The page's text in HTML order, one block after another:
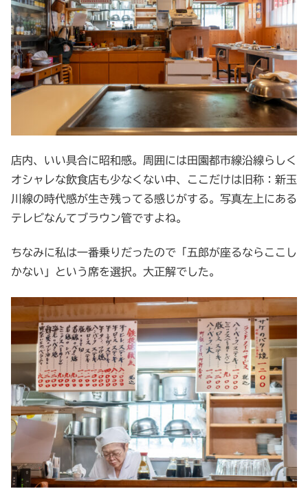
店内、いい具合に昭和感。周囲には田園都市線沿線らしく
オシャレな飲食店も少なくない中、ここだけは旧称：新玉
川線の時代感が生き残ってる感じがする。写真左上にある
テレビなんてブラウン管ですよね。
ちなみに私は一番乗りだったので「五郎が座るならここし
かない」という席を選択。大正解でした。